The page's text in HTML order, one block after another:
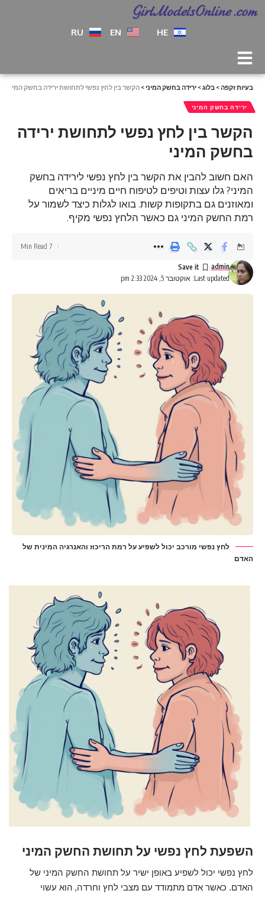
HE
EN
RU
בעיות זקפה> בלוג> ירידה בחשק המיני > הקשר בין לחץ נפשי לתחושת ירידה בחשק המיני
ירידה בחשק המיני
הקשר בין לחץ נפשי לתחושת ירידה
בחשק המיני
האם חשוב להבין את הקשר בין לחץ נפשי לירידה בחשק
המיני? גלו עצות וטיפים לטיפוח חיים מיניים בריאים
ומאוזנים גם בתקופות קשות. בואו לגלות כיצד לשמור על
רמת החשק המיני גם כאשר הלחץ נפשי מקיף.
Last updated: אוקטובר 5, 2024 2:33 pm
admin
7 Min Read
לחץ נפשי מורכב יכול לשפיע על רמת הריכוז והאנרגיה המינית של
האדם
השפעת לחץ נפשי על תחושת החשק המיני
לחץ נפשי יכול לשפיע באופן ישיר על תחושת החשק המיני של
האדם. כאשר אדם מתמודד עם מצבי לחץ וחרדה, הוא עשוי